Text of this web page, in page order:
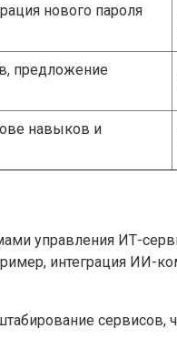
нового пароля
предложение
навыков и
управления ИТ-
интеграция ИИ-